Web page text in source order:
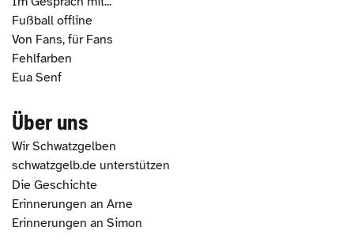
Fußball offline
Von Fans, für Fans
Fehlfarben
Eua Senf
Über uns
Wir Schwatzgelben
schwatzgelb.de unterstützen
Die Geschichte
Erinnerungen an Arne
Erinnerungen an Simon